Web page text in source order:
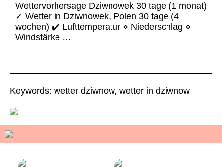
Wettervorhersage Dziwnowek 30 tage (1 monat)
✓ Wetter in Dziwnowek, Polen 30 tage (4
wochen) ✔️ Lufttemperatur ⋄ Niederschlag ⋄
Windstärke …
Keywords: wetter dziwnow, wetter in dziwnow